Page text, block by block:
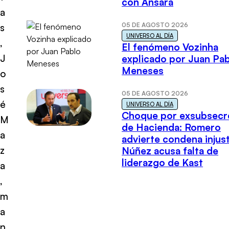
a
s
,
J
o
s
é
M
a
z
a
,
m
a
05 DE AGOSTO 2026
UNIVERSO AL DÍA
El fenómeno Vozinha
explicado por Juan
Meneses
05 DE AGOSTO 2026
UNIVERSO AL DÍA
Choque por
de Hacienda: Romero
advierte condena
Núñez acusa falta de
liderazgo de Kast